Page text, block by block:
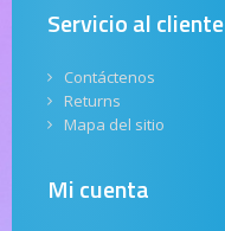
Servicio al cliente
Contáctenos
Returns
Mapa del sitio
Mi cuenta